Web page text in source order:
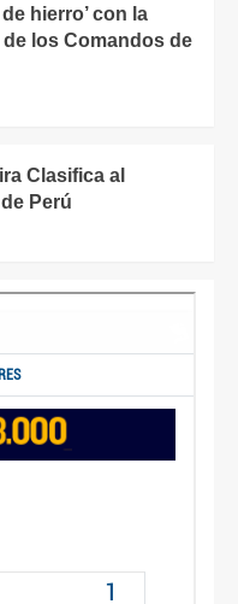
hierro’ con la
los Comandos de
Clasifica al
Perú